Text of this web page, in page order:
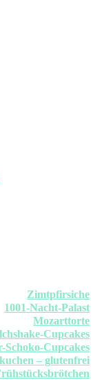
Zimtpfirsiche
1001-Nacht-Palast
Mozarttorte
Cupcakes
Schoko-Cupcakes
– glutenfrei